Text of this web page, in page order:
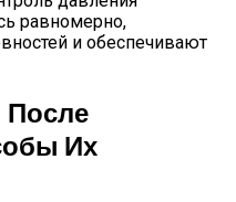
равномерно,
и обеспечивают
После
Их